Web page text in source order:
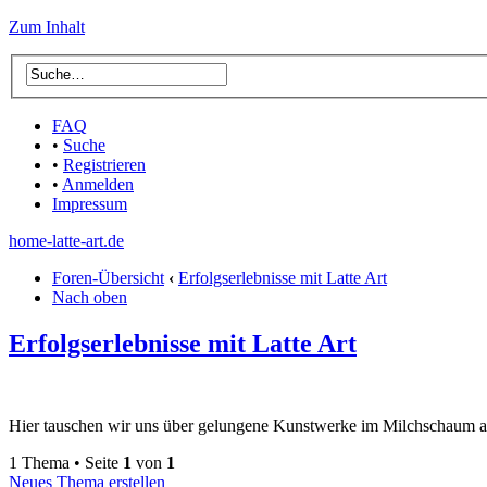
Zum Inhalt
FAQ
• Suche
• Registrieren
• Anmelden
Impressum
home-latte-art.de
Foren-Übersicht ‹ Erfolgserlebnisse mit Latte Art
Nach oben
Erfolgserlebnisse mit Latte Art
Hier tauschen wir uns über gelungene Kunstwerke im Milchschaum
1 Thema • Seite 1 von 1
Neues Thema erstellen